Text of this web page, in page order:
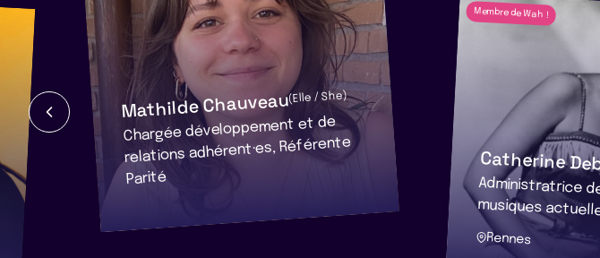
Mathilde Chauveau(Elle / She)
Chargée développement et de
relations adhérent·es, Référente
Parité
Membre de Wah !
Catherine
Administratrice
musiques
Rennes